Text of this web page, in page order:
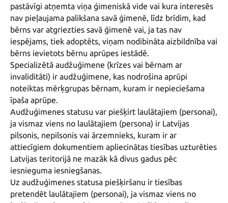
pastāvīgi atņemta viņa ģimeniskā vide vai kura interesēs
nav pieļaujama palikšana savā ģimenē, līdz brīdim, kad
bērns var atgriezties savā ģimenē vai, ja tas nav
iespējams, tiek adoptēts, viņam nodibināta aizbildnība vai
bērns ievietots bērnu aprūpes iestādē.
Specializētā audžuģimene (krīzes vai bērnam ar
invaliditāti) ir audžuģimene, kas nodrošina aprūpi
noteiktas mērķgrupas bērnam, kuram ir nepieciešama
īpaša aprūpe.
Audžuģimenes statusu var piešķirt laulātajiem (personai),
ja vismaz viens no laulātajiem (persona) ir Latvijas
pilsonis, nepilsonis vai ārzemnieks, kuram ir ar
attiecīgiem dokumentiem apliecinātas tiesības uzturēties
Latvijas teritorijā ne mazāk kā divus gadus pēc
iesnieguma iesniegšanas.
Uz audžuģimenes statusa piešķiršanu ir tiesības
pretendēt laulātajiem (personai), ja vismaz viens no